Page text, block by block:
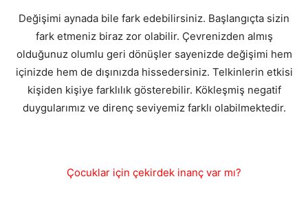
Değişimi aynada bile fark edebilirsiniz. Başlangıçta sizin
fark etmeniz biraz zor olabilir. Çevrenizden almış
olduğunuz olumlu geri dönüşler sayenizde değişimi hem
içinizde hem de dışınızda hissedersiniz. Telkinlerin etkisi
kişiden kişiye farklılık gösterebilir. Kökleşmiş negatif
duygularımız ve direnç seviyemiz farklı olabilmektedir.
Çocuklar için çekirdek inanç var mı?